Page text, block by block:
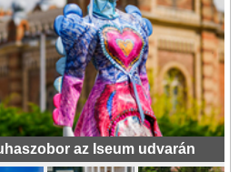
az Iseum udvarán